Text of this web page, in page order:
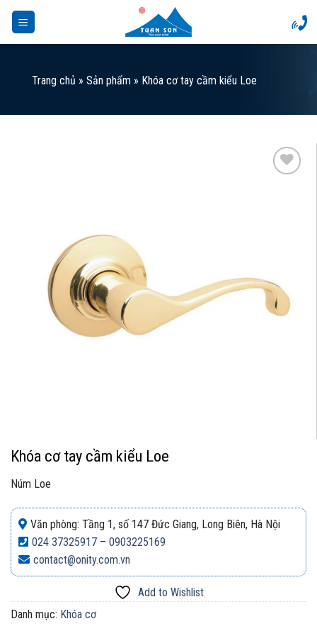
Skip
content
Trang chủ » Sản phẩm » Khóa cơ tay cầm kiểu Loe
Khóa cơ tay cầm kiểu Loe
Núm Loe
Văn phòng: Tầng 1, số 147 Đức Giang, Long Biên, Hà Nội
024 37325917 – 0903225169
contact@onity.com.vn
Add to Wishlist
Danh mục: Khóa cơ